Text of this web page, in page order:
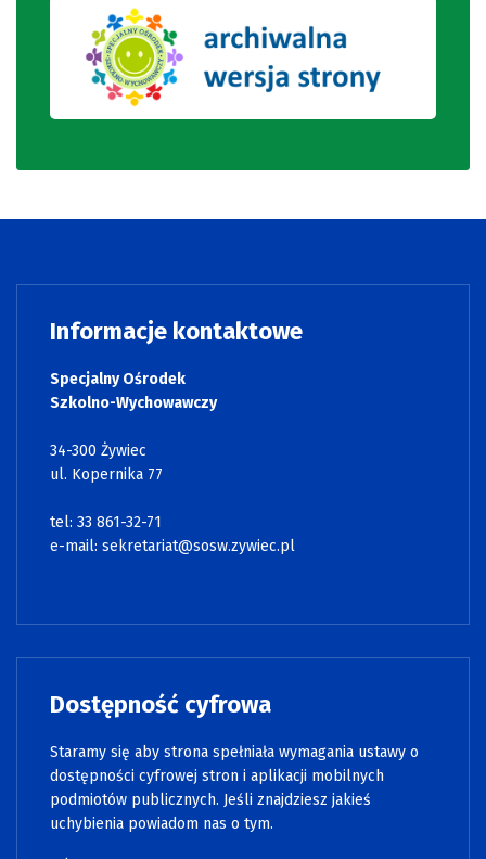
Informacje kontaktowe
Specjalny Ośrodek
Szkolno-Wychowawczy
34-300 Żywiec
ul. Kopernika 77
tel: 33 861-32-71
e-mail: sekretariat@sosw.zywiec.pl
Dostępność cyfrowa
Staramy się aby strona spełniała wymagania ustawy o
dostępności cyfrowej stron i aplikacji mobilnych
podmiotów publicznych. Jeśli znajdziesz jakieś
uchybienia powiadom nas o tym.